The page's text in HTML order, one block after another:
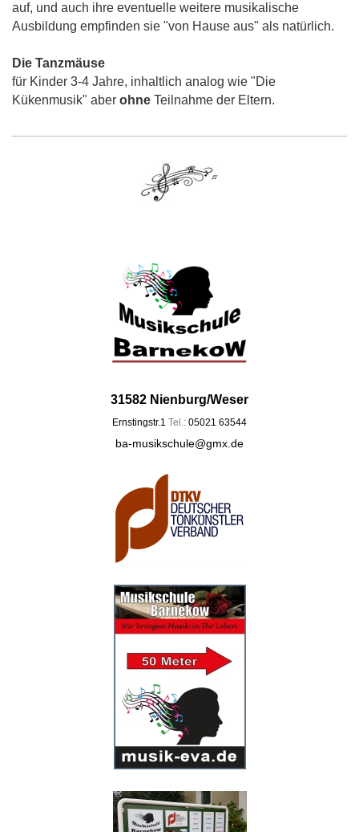
auf, und auch ihre eventuelle weitere musikalische
Ausbildung empfinden sie "von Hause aus" als natürlich.
Die Tanzmäuse
für Kinder 3-4 Jahre, inhaltlich analog wie "Die
Kükenmusik" aber ohne Teilnahme der Eltern.
31582 Nienburg/Weser
Ernstingstr.1 Tel.: 05021 63544
ba-musikschule@gmx.de